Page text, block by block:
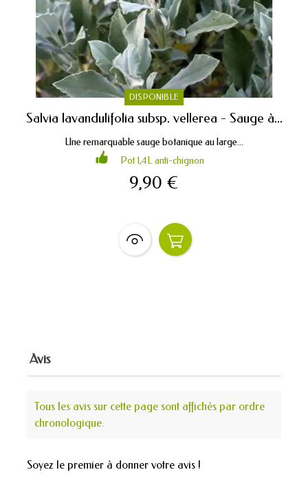
DISPONIBLE
Salvia lavandulifolia subsp. vellerea - Sauge à...
Une remarquable sauge botanique au large...
Pot 1,4L anti-chignon
9,90 €
Avis
Tous les avis sur cette page sont affichés par ordre
chronologique.
Soyez le premier à donner votre avis !